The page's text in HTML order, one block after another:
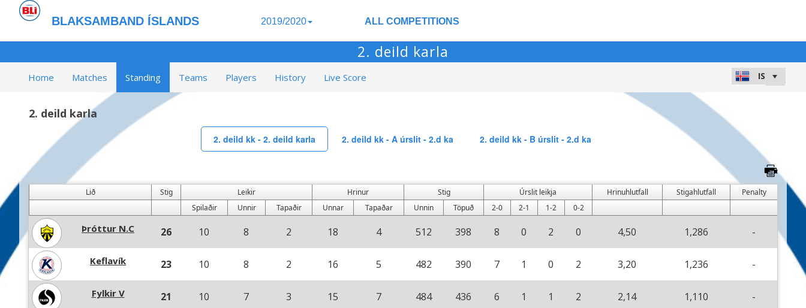
BLAKSAMBAND ÍSLANDS 2019/2020 ALL COMPETITIONS
2. deild karla
Home Matches Standing Teams Players History Live Score
2. deild karla
2. deild kk - 2. deild karla 2. deild kk - A úrslit - 2.d ka 2. deild kk - B úrslit - 2.d ka
Lið Stig Leikir Hrinur Stig Úrslit leikja Hrinuhlutfall Stigahlutfall
Penalty
Spilaðir
Unnir Tapaðir Unnar Tapaðar Unnin Töpuð 2-0 2-1 1-2 0-2
Þróttur N.C 26 10 8 2 18 4 512 398 8 0 2 0 4,50 1,286 -
Keflavík 23 10 8 2 16 5 482 390 7 1 0 2 3,20 1,236 -
Fylkir V 21 10 7 3 15 7 484 436 6 1 1 2 2,14 1,110 -